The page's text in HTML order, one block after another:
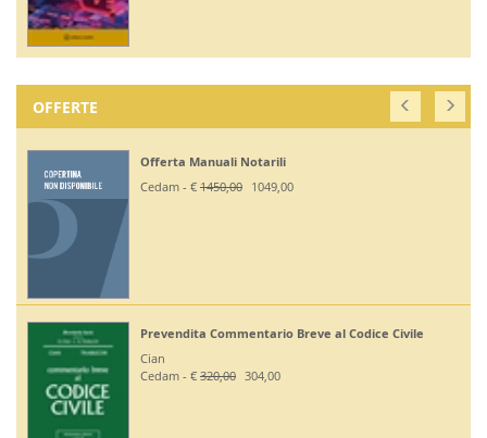
OFFERTE
Offerta Manuali Notarili
Cedam - € 1450,00 1049,00
Prevendita Commentario Breve al Codice Civile
Cian
Cedam - € 320,00 304,00